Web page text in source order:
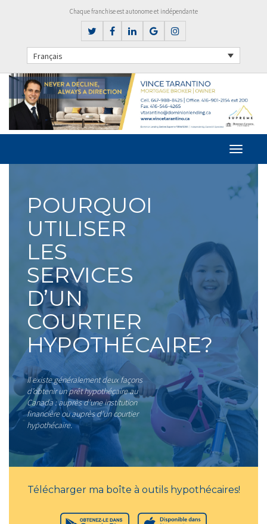
Chaque franchise est autonome et indépendante
Français
POURQUOI
UTILISER
LES
SERVICES
D’UN
COURTIER
HYPOTHÉCAIRE?
Il existe généralement deux façons
d’obtenir un prêt hypothécaire au
Canada : auprès d’une institution
financière ou auprès d’un courtier
hypothécaire.
Télécharger ma boîte à outils hypothécaires!